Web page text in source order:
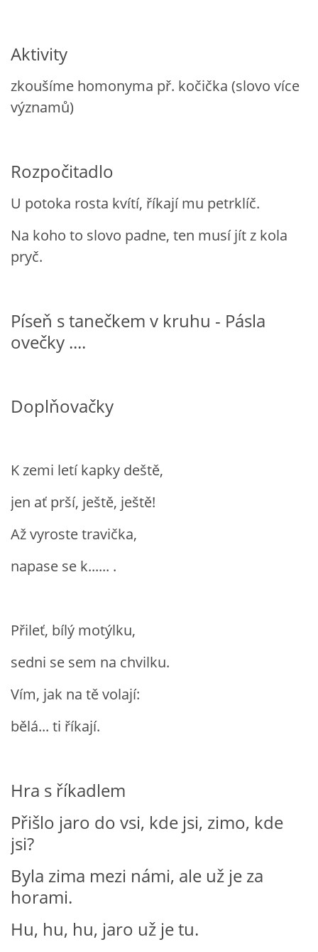
PÍSNĚ K TÉMATU JARO
POHYBOVÉ AKTIVITY NA TÉMA JARO
PÍSNĚ K TÉMATU LÉTO
BÁSNĚ K TÉMATU LÉTO
PÍSNĚ K TÉMATU PODZIM
PÍSNĚ K TÉMATU ZIMA
BÁSNĚ K TÉMATU ZIMA
POHYBOVÉ AKTIVITY NA TÉMA ZIMA
SMYSLOVÁ AKTIVITA
MONTESSORI AKTIVITA
KALENDÁŘ PRO DĚTI
SVATÝ VÁCLAV
Aktivity
zkoušíme homonyma př. kočička (slovo více
významů)
Rozpočitadlo
U potoka rosta kvítí, říkají mu petrklíč.
Na koho to slovo padne, ten musí jít z kola
pryč.
Píseň s tanečkem v kruhu - Pásla
ovečky ....
Doplňovačky
K zemi letí kapky deště,
jen ať prší, ještě, ještě!
Až vyroste travička,
napase se k...... .
Přileť, bílý motýlku,
sedni se sem na chvilku.
Vím, jak na tě volají:
bělá... ti říkají.
Hra s říkadlem
Přišlo jaro do vsi, kde jsi, zimo, kde
jsi?
Byla zima mezi námi, ale už je za
horami.
Hu, hu, hu, jaro už je tu.